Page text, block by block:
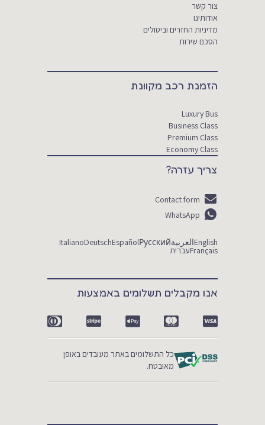
צור קשר
אודותינו
מדיניות החזרים וביטולים
הסכם שירות
הזמנת רכב מקוונת
Luxury Bus
Business Class
Premium Class
Economy Class
צריך עזרה?
Contact form
WhatsApp
EnglishالعربيةРусский
Español
Deutsch
Italiano
Françaisעברית
אנו מקבלים תשלומים באמצעות
כל התשלומים באתר מעובדים באופן
מאובטח.